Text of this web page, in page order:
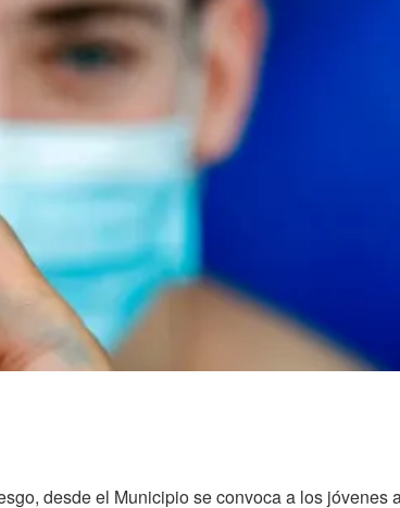
desde el Municipio se convoca a los jóvenes